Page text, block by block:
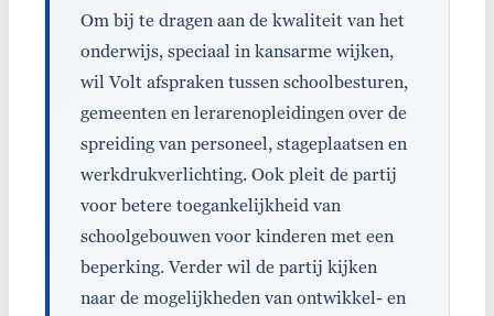
Om bij te dragen aan de kwaliteit van het
onderwijs, speciaal in kansarme wijken,
wil Volt afspraken tussen schoolbesturen,
gemeenten en lerarenopleidingen over de
spreiding van personeel, stageplaatsen en
werkdrukverlichting. Ook pleit de partij
voor betere toegankelijkheid van
schoolgebouwen voor kinderen met een
beperking. Verder wil de partij kijken
naar de mogelijkheden van ontwikkel- en